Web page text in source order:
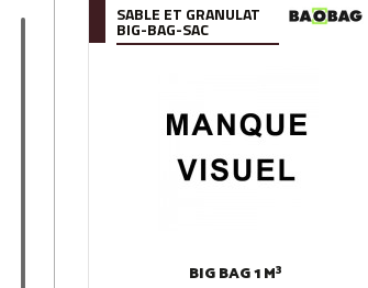
SABLE ET GRANULAT
BIG-BAG-SAC
BIG BAG 1 M³